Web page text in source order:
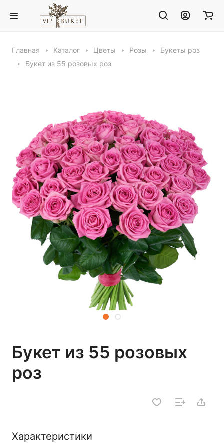
Главная Каталог Цветы Розы
Букеты роз
Букет из 55 розовых роз
Букет из 55 розовых
роз
Характеристики